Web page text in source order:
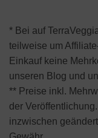
* Bei auf
teilweise um
Einkauf keine
unseren Blog und
** Preise inkl.
der
inzwischen